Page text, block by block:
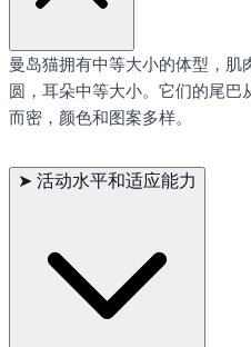
曼岛猫拥有中等大小的体型，
圆，耳朵中等大小。它们的尾巴
而密，颜色和图案多样。
➤ 活动水平和适应能力